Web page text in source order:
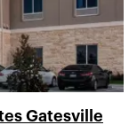
Gatesville